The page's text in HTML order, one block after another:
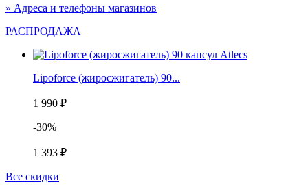
» Адреса и телефоны магазинов
РАСПРОДАЖА
Lipoforce (жиросжигатель) 90...
1 990 ₽
-30%
1 393 ₽
Все скидки